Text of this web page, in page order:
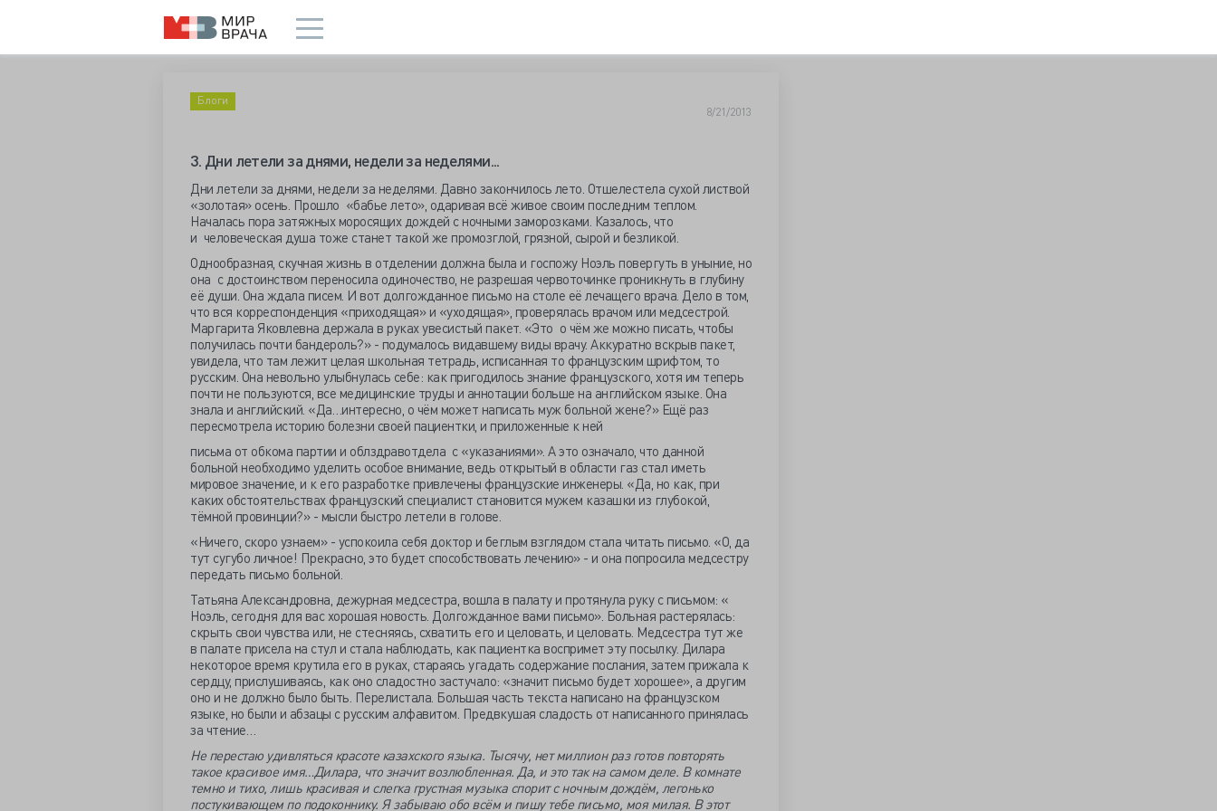
Блоги
8/21/2013
3. Дни летели за днями, недели за неделями...
Дни летели за днями, недели за неделями. Давно закончилось лето. Отшелестела сухой листвой
«золотая» осень. Прошло «бабье лето», одаривая всё живое своим последним теплом.
Началась пора затяжных моросящих дождей с ночными заморозками. Казалось, что
и человеческая душа тоже станет такой же промозглой, грязной, сырой и безликой.
Однообразная, скучная жизнь в отделении должна была и госпожу Ноэль повергуть в уныние, но
она с достоинством переносила одиночество, не разрешая червоточинке проникнуть в глубину
её души. Она ждала писем. И вот долгожданное письмо на столе её лечащего врача. Дело в том,
что вся корреспонденция «приходящая» и «уходящая», проверялась врачом или медсестрой.
Маргарита Яковлевна держала в руках увесистый пакет. «Это о чём же можно писать, чтобы
получилась почти бандероль?» - подумалось видавшему виды врачу. Аккуратно вскрыв пакет,
увидела, что там лежит целая школьная тетрадь, исписанная то французским шрифтом, то
русским. Она невольно улыбнулась себе: как пригодилось знание французского, хотя им теперь
почти не пользуются, все медицинские труды и аннотации больше на английском языке. Она
знала и английский. «Да…интересно, о чём может написать муж больной жене?» Ещё раз
пересмотрела историю болезни своей пациентки, и приложенные к ней
письма от обкома партии и облздравотдела с «указаниями». А это означало, что данной
больной необходимо уделить особое внимание, ведь открытый в области газ стал иметь
мировое значение, и к его разработке привлечены французские инженеры. «Да, но как, при
каких обстоятельствах французский специалист становится мужем казашки из глубокой,
тёмной провинции?» - мысли быстро летели в голове.
«Ничего, скоро узнаем» - успокоила себя доктор и беглым взглядом стала читать письмо. «О, да
тут сугубо личное! Прекрасно, это будет способствовать лечению» - и она попросила медсестру
передать письмо больной.
Татьяна Александровна, дежурная медсестра, вошла в палату и протянула руку с письмом: «
Ноэль, сегодня для вас хорошая новость. Долгожданное вами письмо». Больная растерялась:
скрыть свои чувства или, не стесняясь, схватить его и целовать, и целовать. Медсестра тут же
в палате присела на стул и стала наблюдать, как пациентка воспримет эту посылку. Дилара
некоторое время крутила его в руках, стараясь угадать содержание послания, затем прижала к
сердцу, прислушиваясь, как оно сладостно застучало: «значит письмо будет хорошее», а другим
оно и не должно было быть. Перелистала. Большая часть текста написано на французском
языке, но были и абзацы с русским алфавитом. Предвкушая сладость от написанного принялась
за чтение…
Не перестаю удивляться красоте казахского языка. Тысячу, нет миллион раз готов повторять
такое красивое имя…Дилара, что значит возлюбленная. Да, и это так на самом деле. В комнате
темно и тихо, лишь красивая и слегка грустная музыка спорит с ночным дождём, легонько
постукивающем по подоконнику. Я забываю обо всём и пишу тебе письмо, моя милая. В этот